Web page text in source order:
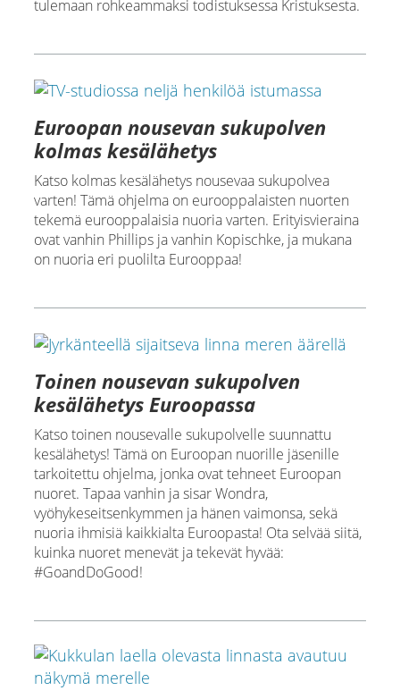
tulemaan rohkeammaksi todistuksessa Kristuksesta.
Euroopan nousevan sukupolven
kolmas kesälähetys
Katso kolmas kesälähetys nousevaa sukupolvea
varten! Tämä ohjelma on eurooppalaisten nuorten
tekemä eurooppalaisia nuoria varten. Erityisvieraina
ovat vanhin Phillips ja vanhin Kopischke, ja mukana
on nuoria eri puolilta Eurooppaa!
Toinen nousevan sukupolven
kesälähetys Euroopassa
Katso toinen nousevalle sukupolvelle suunnattu
kesälähetys! Tämä on Euroopan nuorille jäsenille
tarkoitettu ohjelma, jonka ovat tehneet Euroopan
nuoret. Tapaa vanhin ja sisar Wondra,
vyöhykeseitsenkymmen ja hänen vaimonsa, sekä
nuoria ihmisiä kaikkialta Euroopasta! Ota selvää siitä,
kuinka nuoret menevät ja tekevät hyvää:
#GoandDoGood!